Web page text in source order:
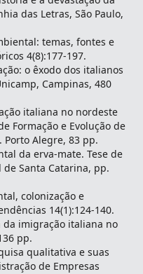
das Letras, São Paulo,
temas, fontes e
4(8):177-197.
o êxodo dos italianos
Campinas, 480
italiana no nordeste
Formação e Evolução de
Alegre, 83 pp.
da erva-mate. Tese de
Santa Catarina, pp.
colonização e
14(1):124-140.
da imigração italiana no
pp.
qualitativa e suas
de Empresas